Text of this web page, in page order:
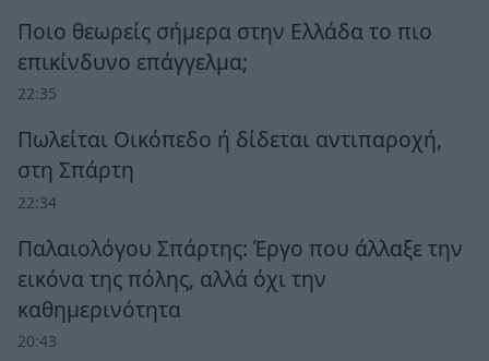
Ποιο θεωρείς σήμερα στην Ελλάδα το πιο
επικίνδυνο επάγγελμα;
22:35
Πωλείται Οικόπεδο ή δίδεται αντιπαροχή,
στη Σπάρτη
22:34
Παλαιολόγου Σπάρτης: Έργο που άλλαξε την
εικόνα της πόλης, αλλά όχι την
καθημερινότητα
20:43